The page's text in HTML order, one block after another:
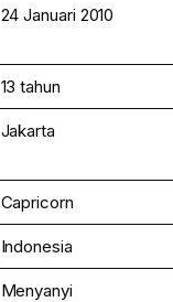
24 Januari 2010
13 tahun
Jakarta
Capricorn
Indonesia
Menyanyi